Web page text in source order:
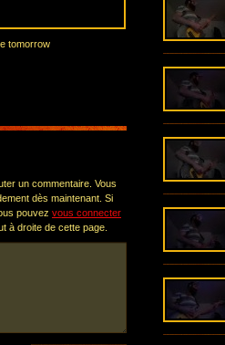
tomorrow
un commentaire. Vous
dès maintenant. Si
pouvez vous connecter
à droite de cette page.